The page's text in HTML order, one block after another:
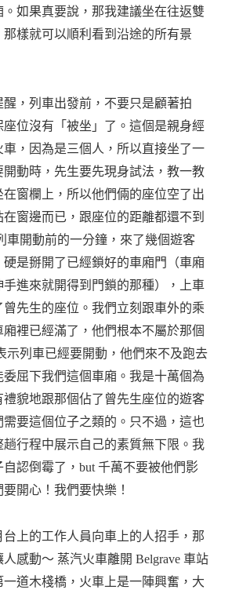
。如果真要說，那我建議坐在往返雙
樣就可以順利看到沿途的所有景
，列車出發前，不要只是顧著拍
位沒有「被坐」了。這個是親身經
車，因為是三個人，所以直接坐了一
動時，先生要先現身試法，教一教
窗欄上，所以他們倆的座位空了出
窗邊而已，跟座位的距離都還不到
車開動前的一分鐘，來了幾個遊客
硬是掰開了已經鎖好的車廂門（車廂
手進來就開得到門鎖的那種），上車
先生的座位。我們立刻跟車外的乘
裡已經滿了，他們根本不屬於那個
示列車已經要開動，他們來不及跑去
委屈下我們這個車廂。我是十萬個為
貌地跟那個佔了曾先生座位的遊客
要這個位子之類的。只不過，這也
趟行程中展示自己的素質無下限。我
認倒霉了，but 千萬不要被他們影
開心！我們要快樂！
上的工作人員向車上的人招手，那
感動～ 蒸汽火車離開 Belgrave 車站
道木棧橋，火車上是一陣興奮，大